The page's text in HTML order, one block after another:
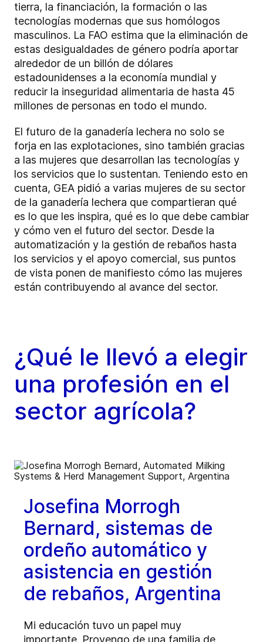
tierra, la financiación, la formación o las
tecnologías modernas que sus homólogos
masculinos. La FAO estima que la eliminación de
estas desigualdades de género podría aportar
alrededor de un billón de dólares
estadounidenses a la economía mundial y
reducir la inseguridad alimentaria de hasta 45
millones de personas en todo el mundo.
El futuro de la ganadería lechera no solo se
forja en las explotaciones, sino también gracias
a las mujeres que desarrollan las tecnologías y
los servicios que lo sustentan. Teniendo esto en
cuenta, GEA pidió a varias mujeres de su sector
de la ganadería lechera que compartieran qué
es lo que les inspira, qué es lo que debe cambiar
y cómo ven el futuro del sector. Desde la
automatización y la gestión de rebaños hasta
los servicios y el apoyo comercial, sus puntos
de vista ponen de manifiesto cómo las mujeres
están contribuyendo al avance del sector.
¿Qué le llevó a elegir
una profesión en el
sector agrícola?
Josefina Morrogh
Bernard, sistemas de
ordeño automático y
asistencia en gestión
de rebaños, Argentina
Mi educación tuvo un papel muy
importante. Provengo de una familia de